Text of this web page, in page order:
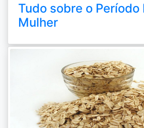
Tudo sobre o Período
Mulher